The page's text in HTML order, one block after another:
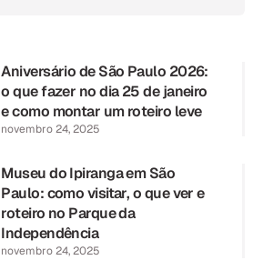
Aniversário de São Paulo 2026:
o que fazer no dia 25 de janeiro
e como montar um roteiro leve
novembro 24, 2025
Museu do Ipiranga em São
Paulo: como visitar, o que ver e
roteiro no Parque da
Independência
novembro 24, 2025